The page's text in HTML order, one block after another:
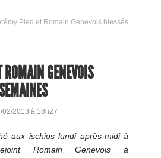
Pied et Romain Genevois blessés
ROMAIN GENEVOIS
02/2013 à 18h27
aux ischios lundi après-midi à
Romain Genevois à